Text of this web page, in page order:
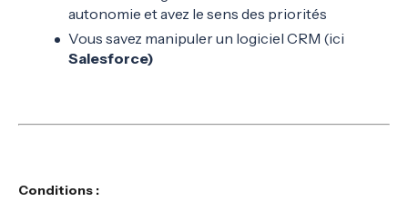
autonomie et avez le sens des priorités
Vous savez manipuler un logiciel CRM (ici
Salesforce)
Conditions :